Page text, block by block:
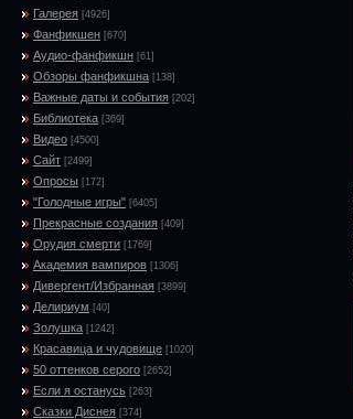
Галерея [4926]
Фанфикшен [670]
Аудио-фанфикшн [61]
Обзоры фанфикшна [138]
Важные даты и события [202]
Библиотека [369]
Видео [4500]
Сайт [2499]
Опросы [172]
"Голодные игры" [6405]
Прекрасные создания [409]
Орудия смерти [1769]
Академия вампиров [1306]
Дивергент/Избранная [3899]
Делириум [40]
Золушка [1242]
Красавица и чудовище [1020]
50 оттенков серого [2652]
Если я останусь [263]
Сказки Диснея [374]